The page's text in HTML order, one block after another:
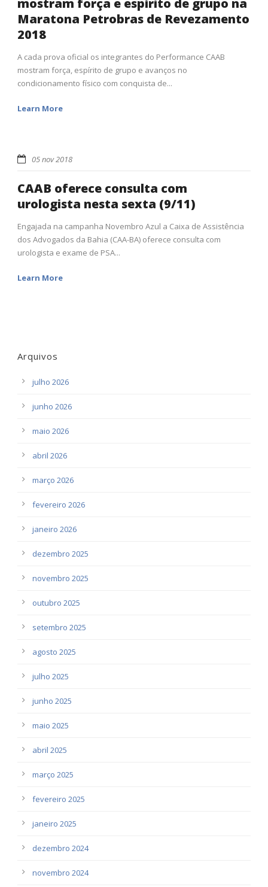
Maratona Petrobras de Revezamento
2018
A cada prova oficial os integrantes do Performance CAAB
mostram força, espírito de grupo e avanços no
condicionamento físico com conquista de...
Learn More
05 nov 2018
CAAB oferece consulta com
urologista nesta sexta (9/11)
Engajada na campanha Novembro Azul a Caixa de Assistência
dos Advogados da Bahia (CAA-BA) oferece consulta com
urologista e exame de PSA...
Learn More
Arquivos
julho 2026
junho 2026
maio 2026
abril 2026
março 2026
fevereiro 2026
janeiro 2026
dezembro 2025
novembro 2025
outubro 2025
setembro 2025
agosto 2025
julho 2025
junho 2025
maio 2025
abril 2025
março 2025
fevereiro 2025
janeiro 2025
dezembro 2024
novembro 2024